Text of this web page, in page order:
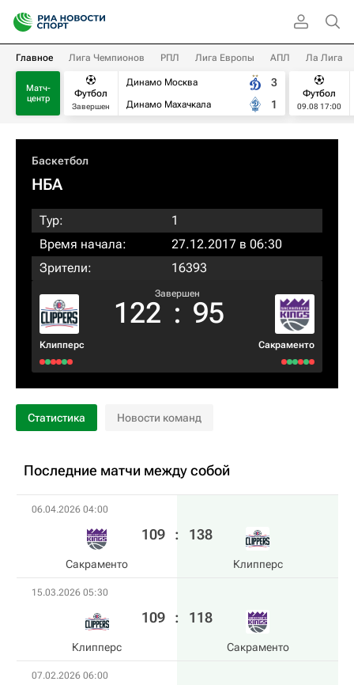
Главное Лига Чемпионов РПЛ Лига Европы АПЛ Ла Лига
Матч-
центр
Футбол
Завершен
Динамо Москва
Динамо Махачкала
3
1
Футбол
09.08 17:00
Баскетбол
НБА
Тур:
1
Время начала:
27.12.2017 в 06:30
Зрители:
16393
Клипперс
Завершен
122 : 95
Сакраменто
Статистика Новости команд
Последние матчи между собой
06.04.2026 04:00
Сакраменто
109 : 138
Клипперс
15.03.2026 05:30
Клипперс
109 : 118
Сакраменто
07.02.2026 06:00